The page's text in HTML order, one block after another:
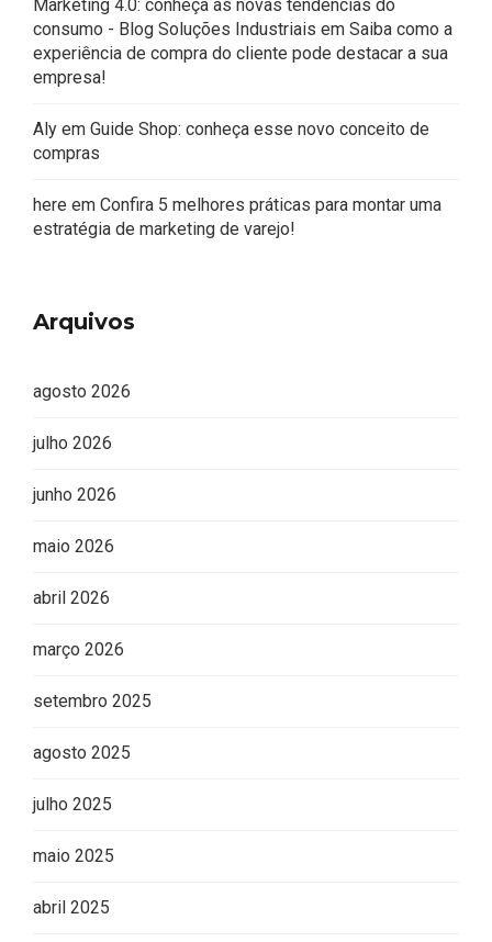
Marketing 4.0: conheça as novas tendências do
consumo - Blog Soluções Industriais em Saiba como a
experiência de compra do cliente pode destacar a sua
empresa!
Aly em Guide Shop: conheça esse novo conceito de
compras
here em Confira 5 melhores práticas para montar uma
estratégia de marketing de varejo!
Arquivos
agosto 2026
julho 2026
junho 2026
maio 2026
abril 2026
março 2026
setembro 2025
agosto 2025
julho 2025
maio 2025
abril 2025